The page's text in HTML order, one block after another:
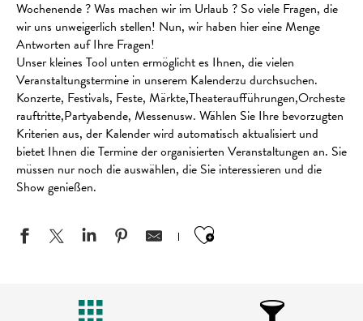
Wochenende ? Was machen wir im Urlaub ? So viele Fragen, die
wir uns unweigerlich stellen! Nun, wir haben hier eine Menge
Antworten auf Ihre Fragen!
Unser kleines Tool unten ermöglicht es Ihnen, die vielen
Veranstaltungstermine in unserem Kalenderzu durchsuchen.
Konzerte, Festivals, Feste, Märkte,Theateraufführungen,Orcheste
rauftritte,Partyabende, Messenusw. Wählen Sie Ihre bevorzugten
Kriterien aus, der Kalender wird automatisch aktualisiert und
bietet Ihnen die Termine der organisierten Veranstaltungen an. Sie
müssen nur noch die auswählen, die Sie interessieren und die
Show genießen.
Ajouter aux